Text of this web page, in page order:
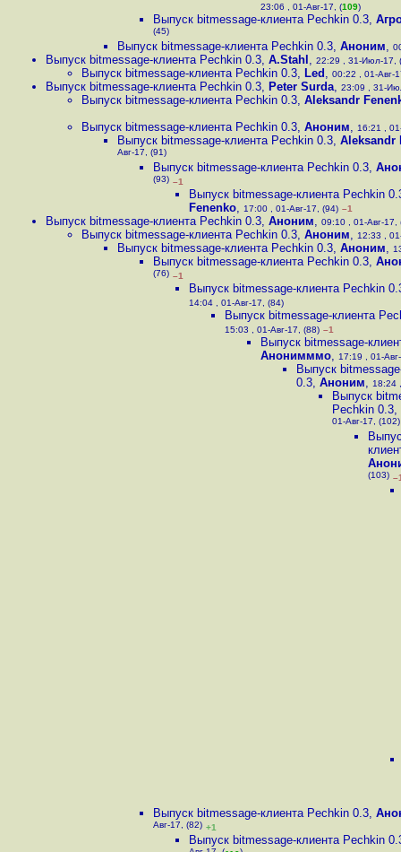
23:06 , 01-Авг-17, (109)
Выпуск bitmessage-клиента Pechkin 0.3,
(45)
Выпуск bitmessage-клиента Pechkin 0.3, Аноним,
Выпуск bitmessage-клиента Pechkin 0.3, A.Stahl , 22:29 , 31-Июл-17,
Выпуск bitmessage-клиента Pechkin 0.3, Led , 00:22 , 01-Авг-
Выпуск bitmessage-клиента Pechkin 0.3, Peter Surda, 23:09 , 31-
Выпуск bitmessage-клиента Pechkin 0.3, Aleksandr
Выпуск bitmessage-клиента Pechkin 0.3, Аноним, 16:21 ,
Выпуск bitmessage-клиента Pechkin 0.3, Aleksandr
Авг-17, (91)
Выпуск bitmessage-клиента Pechkin 0.3,
(93) –1
Выпуск bitmessage-клиента Pechkin
Fenenko, 17:00 , 01-Авг-17, (94) –1
Выпуск bitmessage-клиента Pechkin 0.3, Аноним, 09:10 , 01-Авг-17,
Выпуск bitmessage-клиента Pechkin 0.3, Аноним, 12:33 ,
Выпуск bitmessage-клиента Pechkin 0.3, Аноним,
Выпуск bitmessage-клиента Pechkin 0.3,
(76) –1
Выпуск bitmessage-клиента Pechkin
14:04 , 01-Авг-17, (84)
Выпуск bitmessage-клиента
15:03 , 01-Авг-17, (88) –1
Выпуск bitmessage-
Анонимммо, 17:19 , 01-
Выпуск
0.3, Аноним, 18:24
Выпуск
Pechkin 0.3,
01-Авг-17, (102)
(103)
Выпуск bitmessage-клиента Pechkin 0.3,
Авг-17, (82) +1
Выпуск bitmessage-клиента Pechkin